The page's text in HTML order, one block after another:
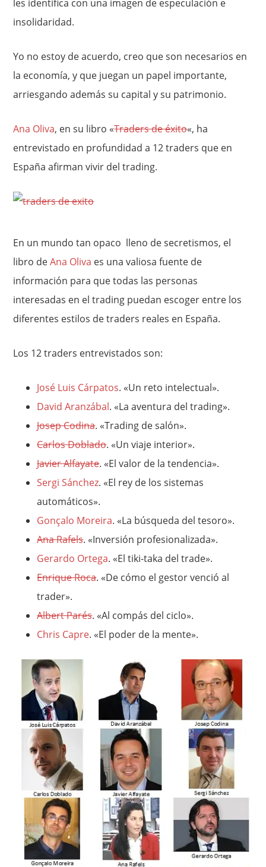
les identifica con una imagen de especulación e
insolidaridad.
Yo no estoy de acuerdo, creo que son necesarios en
la economía, y que juegan un papel importante,
arriesgando además su capital y su patrimonio.
Ana Oliva, en su libro «Traders de éxito«, ha
entrevistado en profundidad a 12 traders que en
España afirman vivir del trading.
En un mundo tan opaco lleno de secretismos, el
libro deAna Oliva es una valiosa fuente de
información para que todas las personas
interesadas en el trading puedan escoger entre los
diferentes estilos de traders reales en España.
Los 12 traders entrevistados son:
José Luis Cárpatos. «Un reto intelectual».
David Aranzábal. «La aventura del trading».
Josep Codina. «Trading de salón».
Carlos Doblado. «Un viaje interior».
Javier Alfayate. «El valor de la tendencia».
Sergi Sánchez. «El rey de los sistemas
automáticos».
Gonçalo Moreira. «La búsqueda del tesoro».
Ana Rafels. «Inversión profesionalizada».
Gerardo Ortega. «El tiki-taka del trade».
Enrique Roca. «De cómo el gestor venció al
trader».
Albert Parés. «Al compás del ciclo».
Chris Capre. «El poder de la mente».